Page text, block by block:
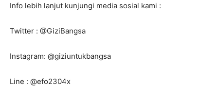
Info lebih lanjut kunjungi media sosial kami :
Twitter : @GiziBangsa
Instagram: @giziuntukbangsa
Line : @efo2304x